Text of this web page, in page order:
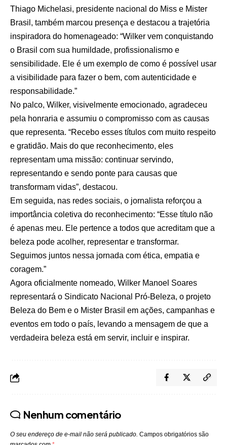
Thiago Michelasi, presidente nacional do Miss e Mister
Brasil, também marcou presença e destacou a trajetória
inspiradora do homenageado: “Wilker vem conquistando
o Brasil com sua humildade, profissionalismo e
sensibilidade. Ele é um exemplo de como é possível usar
a visibilidade para fazer o bem, com autenticidade e
responsabilidade.”
No palco, Wilker, visivelmente emocionado, agradeceu
pela honraria e assumiu o compromisso com as causas
que representa. “Recebo esses títulos com muito respeito
e gratidão. Mais do que reconhecimento, eles
representam uma missão: continuar servindo,
representando e sendo ponte para causas que
transformam vidas”, destacou.
Em seguida, nas redes sociais, o jornalista reforçou a
importância coletiva do reconhecimento: “Esse título não
é apenas meu. Ele pertence a todos que acreditam que a
beleza pode acolher, representar e transformar.
Seguimos juntos nessa jornada com ética, empatia e
coragem.”
Agora oficialmente nomeado, Wilker Manoel Soares
representará o Sindicato Nacional Pró-Beleza, o projeto
Beleza do Bem e o Mister Brasil em ações, campanhas e
eventos em todo o país, levando a mensagem de que a
verdadeira beleza está em servir, incluir e inspirar.
Nenhum comentário
O seu endereço de e-mail não será publicado. Campos obrigatórios são